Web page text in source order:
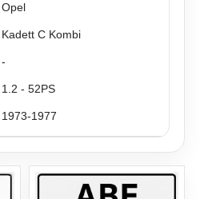
Opel
Kadett C Kombi
-
1.2 - 52PS
1973-1977